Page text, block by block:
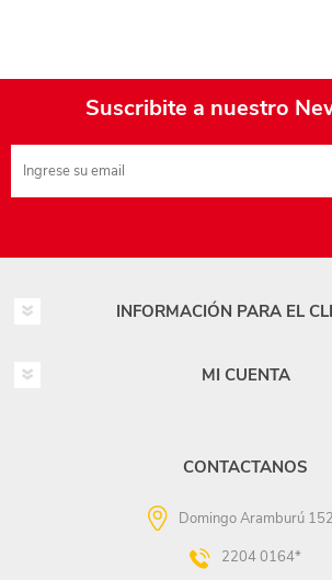
Suscribite a nuestro
INFORMACIÓN PARA EL
MI CUENTA
CONTACTANOS
Domingo Aramburú
2204 0164*